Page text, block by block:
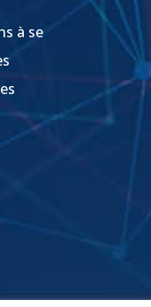
à se